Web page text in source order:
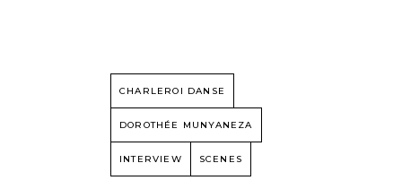
CHARLEROI DANSE
DOROTHÉE MUNYANEZA
INTERVIEW SCENES